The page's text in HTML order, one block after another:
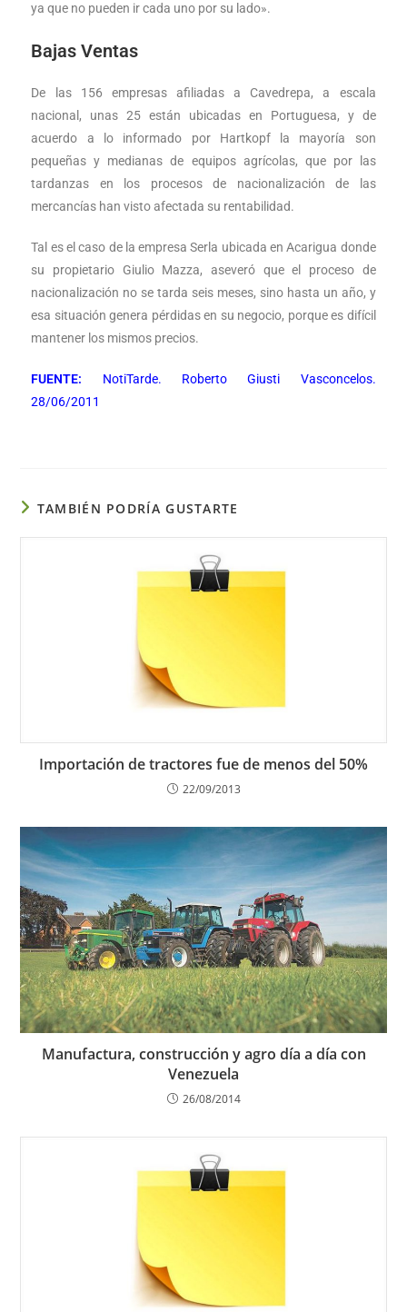
ya que no pueden ir cada uno por su lado».
Bajas Ventas
De las 156 empresas afiliadas a Cavedrepa, a escala
nacional, unas 25 están ubicadas en Portuguesa, y de
acuerdo a lo informado por Hartkopf la mayoría son
pequeñas y medianas de equipos agrícolas, que por las
tardanzas en los procesos de nacionalización de las
mercancías han visto afectada su rentabilidad.
Tal es el caso de la empresa Serla ubicada en Acarigua donde
su propietario Giulio Mazza, aseveró que el proceso de
nacionalización no se tarda seis meses, sino hasta un año, y
esa situación genera pérdidas en su negocio, porque es difícil
mantener los mismos precios.
FUENTE: NotiTarde. Roberto Giusti Vasconcelos.
28/06/2011
TAMBIÉN PODRÍA GUSTARTE
Importación de tractores fue de menos del 50%
22/09/2013
Manufactura, construcción y agro día a día con
Venezuela
26/08/2014